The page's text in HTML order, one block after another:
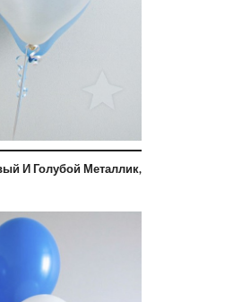
И Голубой Металлик,